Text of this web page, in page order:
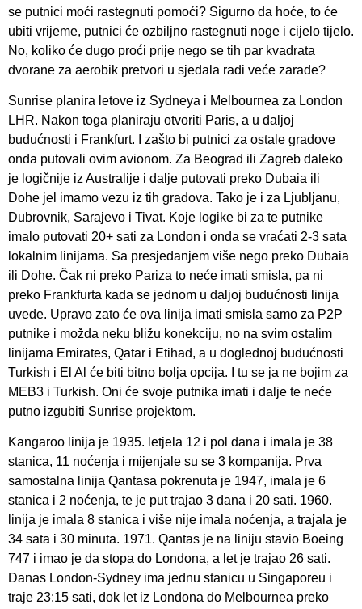
se putnici moći rastegnuti pomoći? Sigurno da hoće, to će
ubiti vrijeme, putnici će ozbiljno rastegnuti noge i cijelo tijelo.
No, koliko će dugo proći prije nego se tih par kvadrata
dvorane za aerobik pretvori u sjedala radi veće zarade?
Sunrise planira letove iz Sydneya i Melbournea za London
LHR. Nakon toga planiraju otvoriti Paris, a u daljoj
budućnosti i Frankfurt. I zašto bi putnici za ostale gradove
onda putovali ovim avionom. Za Beograd ili Zagreb daleko
je logičnije iz Australije i dalje putovati preko Dubaia ili
Dohe jel imamo vezu iz tih gradova. Tako je i za Ljubljanu,
Dubrovnik, Sarajevo i Tivat. Koje logike bi za te putnike
imalo putovati 20+ sati za London i onda se vraćati 2-3 sata
lokalnim linijama. Sa presjedanjem više nego preko Dubaia
ili Dohe. Čak ni preko Pariza to neće imati smisla, pa ni
preko Frankfurta kada se jednom u daljoj budućnosti linija
uvede. Upravo zato će ova linija imati smisla samo za P2P
putnike i možda neku bližu konekciju, no na svim ostalim
linijama Emirates, Qatar i Etihad, a u doglednoj budućnosti
Turkish i El Al će biti bitno bolja opcija. I tu se ja ne bojim za
MEB3 i Turkish. Oni će svoje putnika imati i dalje te neće
putno izgubiti Sunrise projektom.
Kangaroo linija je 1935. letjela 12 i pol dana i imala je 38
stanica, 11 noćenja i mijenjale su se 3 kompanija. Prva
samostalna linija Qantasa pokrenuta je 1947, imala je 6
stanica i 2 noćenja, te je put trajao 3 dana i 20 sati. 1960.
linija je imala 8 stanica i više nije imala noćenja, a trajala je
34 sata i 30 minuta. 1971. Qantas je na liniju stavio Boeing
747 i imao je da stopa do Londona, a let je trajao 26 sati.
Danas London-Sydney ima jednu stanicu u Singaporeu i
traje 23:15 sati, dok let iz Londona do Melbournea preko